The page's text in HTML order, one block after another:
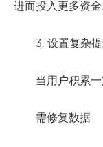
进而投入更多资
3. 设置复杂
当用户积累
需修复数据